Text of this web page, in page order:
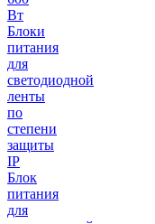
Вт
Блоки
питания
для
светодиодной
ленты
по
степени
защиты
IP
Блок
питания
для